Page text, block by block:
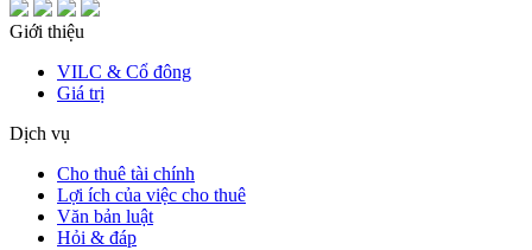
Giới thiệu
VILC & Cổ đông
Giá trị
Dịch vụ
Cho thuê tài chính
Lợi ích của việc cho thuê
Văn bản luật
Hỏi & đáp